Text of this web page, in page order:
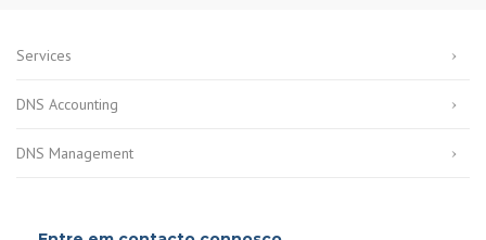
Services
DNS Accounting
DNS Management